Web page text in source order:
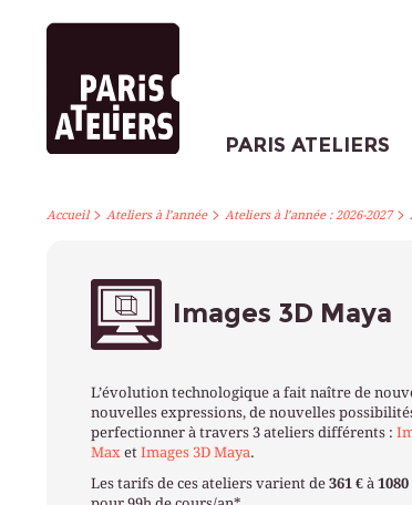
PARIS ATELIERS
Accueil> Ateliers à l’année> Ateliers à l’année : 2026-2027>
Images 3D Maya
L’évolution technologique a fait naître de
nouvelles expressions, de nouvelles
perfectionner à travers 3 ateliers différents :
Max et Images 3D Maya.
Les tarifs de ces ateliers varient de 361 € à 1080